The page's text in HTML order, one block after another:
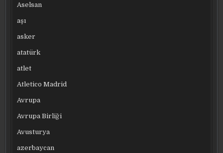
Aselsan
aşı
asker
atatürk
atlet
Atletico Madrid
Avrupa
Avrupa Birliği
Avusturya
azerbaycan